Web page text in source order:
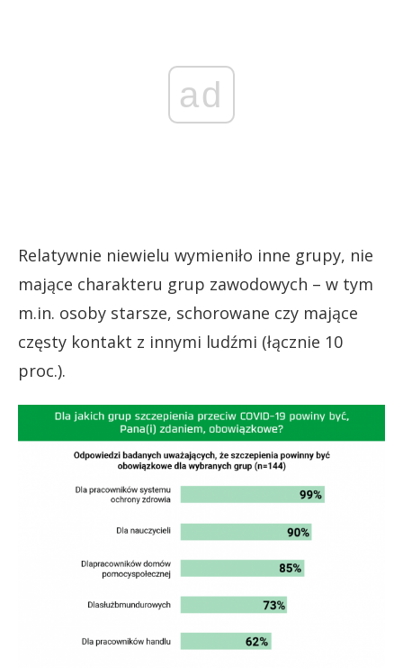
ad
Relatywnie niewielu wymieniło inne grupy, nie
mające charakteru grup zawodowych – w tym
m.in. osoby starsze, schorowane czy mające
częsty kontakt z innymi ludźmi (łącznie 10
proc.).